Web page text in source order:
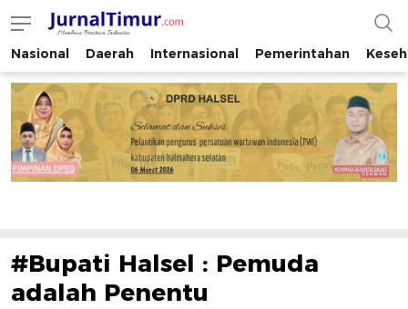
JurnalTimur.com
Membaca Peristiwa Indonesia
Nasional Daerah Internasional Pemerintahan
#Bupati Halsel : Pemuda
adalah Penentu